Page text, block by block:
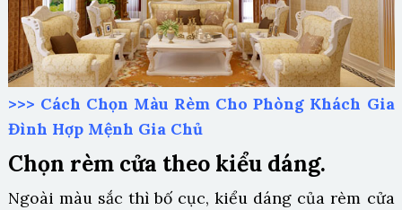
>>> Cách Chọn Màu Rèm Cho Phòng Khách Gia
Đình Hợp Mệnh Gia Chủ
Chọn rèm cửa theo kiểu dáng.
Ngoài màu sắc thì bố cục, kiểu dáng của rèm cửa